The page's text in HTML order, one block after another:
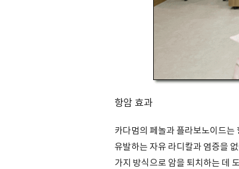
항암 효과
카다멈의 페놀과 플라보노이드
유발하는 자유 라디칼과 염증을
가지 방식으로 암을 퇴치하는 데